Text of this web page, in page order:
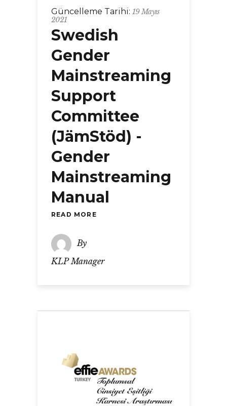
Güncelleme Tarihi: 19 Mayıs
2021
Swedish
Gender
Mainstreaming
Support
Committee
(JämStöd) -
Gender
Mainstreaming
Manual
READ MORE
By
KLP Manager